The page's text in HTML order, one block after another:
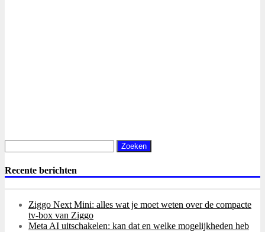
naar:
Recente berichten
Ziggo Next Mini: alles wat je moet weten over de compacte
tv-box van Ziggo
Meta AI uitschakelen: kan dat en welke mogelijkheden heb